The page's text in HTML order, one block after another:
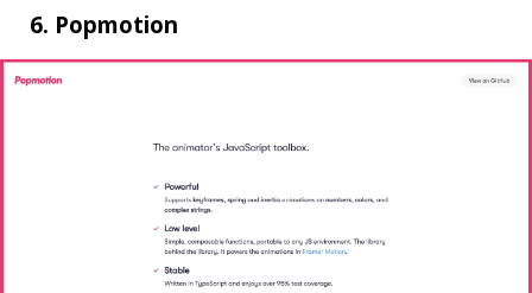
6. Popmotion